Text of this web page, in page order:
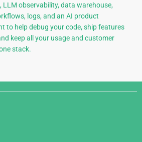
LLM observability, data warehouse,
logs, and an AI product
to help debug your code, ship features
keep all your usage and customer
stack.